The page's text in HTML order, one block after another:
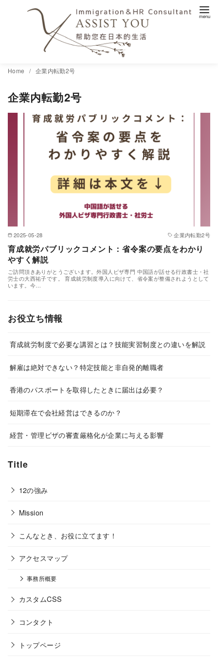
Home 企業内転勤2号
企業内転勤2号
2025-05-28 企業内転勤2号
育成就労パブリックコメント：省令案の要点をわかり
やすく解説
ご訪問頂きありがとうございます。外国人ビザ専門 中国語が話せる行政書士・社
労士の大西祐子です。 育成就労制度導入に向けて、省令案が整備されようとして
います。今…
お役立ち情報
育成就労制度で必要な講習とは？技能実習制度との違いを解説
解雇は絶対できない？特定技能と非自発的離職者
香港のパスポートを取得したときに届出は必要？
短期滞在で会社経営はできるのか？
経営・管理ビザの審査厳格化が企業に与える影響
Title
12の強み
Mission
こんなとき、お役に立てます！
アクセスマップ
事務所概要
カスタムCSS
コンタクト
トップページ